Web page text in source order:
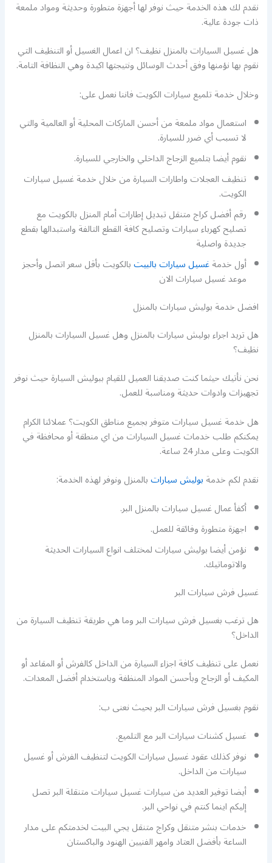
نقدم لك هذه الخدمة حيث نوفر لها أجهزة متطورة وحديثة ومواد ملمعة
ذات جودة عالية.
هل غسيل السيارات بالمنزل نظيف؟ ان اعمال الغسيل أو التنظيف التي
نقوم بها نؤمنها وفق أحدث الوسائل ونتيجتها اكيدة وهي النظافة التامة.
وخلال خدمة تلميع سيارات الكويت فاننا نعمل على:
استعمال مواد ملمعة من أحسن الماركات المحلية أو العالمية والتي
لا تسبب أي ضرر للسيارة.
نقوم أيضا بتلميع الزجاج الداخلي والخارجي للسيارة.
تنظيف العجلات واطارات السيارة من خلال خدمة غسيل سيارات
الكويت.
رقم أفضل كراج متنقل تبديل إطارات أمام المنزل بالكويت مع
تصليح كهرباء سيارات وتصليح كافة القطع التالفة واستبدالها بقطع
جديدة واصلية
أول خدمةغسيل سيارات بالبيتبالكويت بأقل سعر اتصل وأحجز
موعد غسيل سيارات الان
افضل خدمة بوليش سيارات بالمنزل
هل تريد اجراء بوليش سيارات بالمنزل وهل غسيل السيارات بالمنزل
نظيف؟
نحن نأتيك حيثما كنت صديقنا العميل للقيام ببوليش السيارة حيث نوفر
تجهيزات وادوات حديثة ومناسبة للعمل.
هل خدمة غسيل سيارات متوفر بجميع مناطق الكويت؟ عملائنا الكرام
يمكنكم طلب خدمات غسيل السيارات من اي منطقة أو محافظة في
الكويت وعلى مدار 24 ساعة.
نقدم لكم خدمةبوليش سياراتبالمنزل ونوفر لهذه الخدمة:
أكفأ عمال غسيل سيارات بالمنزل البر.
اجهزة متطورة وفائقة للعمل.
نؤمن أيضا بوليش سيارات لمختلف انواع السيارات الحديثة
والاتوماتيك.
غسيل فرش سيارات البر
هل ترغب بغسيل فرش سيارات البر وما هي طريقة تنظيف السيارة من
الداخل؟
نعمل على تنظيف كافة اجزاء السيارة من الداخل كالفرش أو المقاعد أو
المكيف أو الزجاج وبأحسن المواد المنظفة وباستخدام أفضل المعدات.
نقوم بغسيل فرش سيارات البر بحيث نعنى ب:
غسيل كشنات سيارات البر مع التلميع.
نوفر كذلك عقود غسيل سيارات الكويت لتنظيف الفرش أو غسيل
سيارات من الداخل.
أيضا توفير العديد من سيارات غسيل سيارات متنقلة البر تصل
إليكم اينما كنتم في نواحي البر.
خدمات بنشر متنقل وكراج متنقل يجي البيت لخدمتكم على مدار
الساعة بأفضل العتاد وامهر الفنيين الهنود والباكستان